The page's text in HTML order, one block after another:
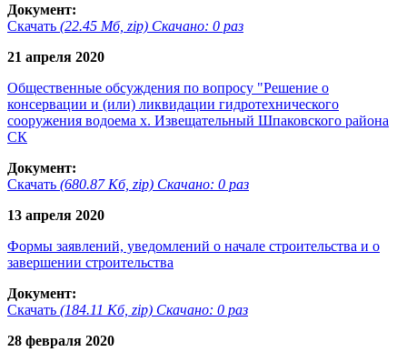
Документ:
Скачать (22.45 Мб, zip) Скачано: 0 раз
21 апреля 2020
Общественные обсуждения по вопросу "Решение о
консервации и (или) ликвидации гидротехнического
сооружения водоема х. Извещательный Шпаковского района
СК
Документ:
Скачать (680.87 Кб, zip) Скачано: 0 раз
13 апреля 2020
Формы заявлений, уведомлений о начале строительства и о
завершении строительства
Документ:
Скачать (184.11 Кб, zip) Скачано: 0 раз
28 февраля 2020